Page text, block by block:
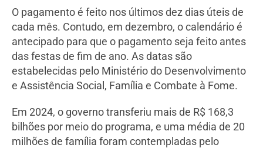
O pagamento é feito nos últimos dez dias úteis de
cada mês. Contudo, em dezembro, o calendário é
antecipado para que o pagamento seja feito antes
das festas de fim de ano. As datas são
estabelecidas pelo Ministério do Desenvolvimento
e Assistência Social, Família e Combate à Fome.
Em 2024, o governo transferiu mais de R$ 168,3
bilhões por meio do programa, e uma média de 20
milhões de família foram contempladas pelo